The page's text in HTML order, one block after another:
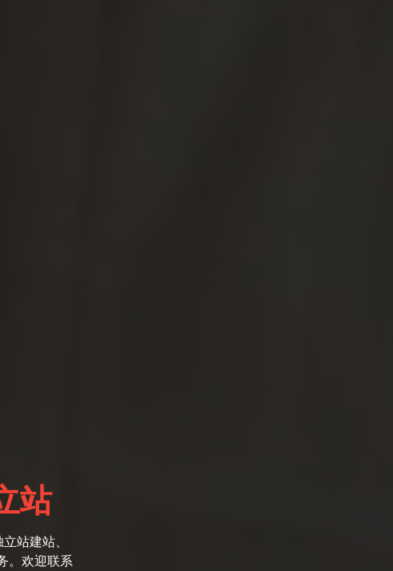
站
站建站、
。欢迎联系